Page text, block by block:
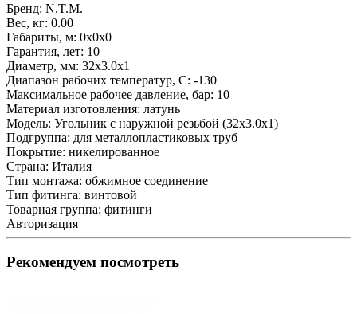
Бренд: N.T.M.
Вес, кг: 0.00
Габариты, м: 0x0x0
Гарантия, лет: 10
Диаметр, мм: 32х3.0х1
Диапазон рабочих температур, С: -130
Максимальное рабочее давление, бар: 10
Материал изготовления: латунь
Модель: Угольник с наружной резьбой (32х3.0х1)
Подгруппа: для металлопластиковых труб
Покрытие: никелированное
Страна: Италия
Тип монтажа: обжимное соединение
Тип фитинга: винтовой
Товарная группа: фитинги
Авторизация
Рекомендуем посмотреть